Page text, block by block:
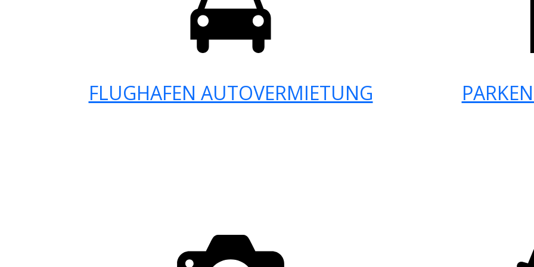
FLUGHAFEN AUTOVERMIETUNG